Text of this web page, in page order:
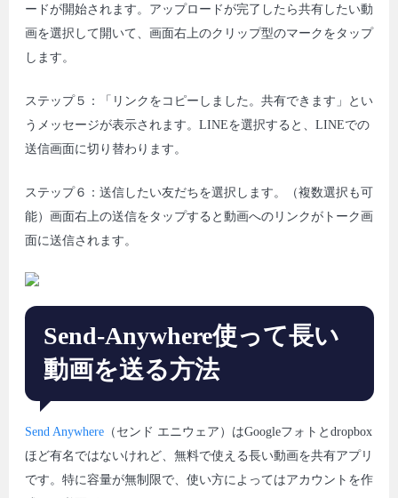
ードが開始されます。アップロードが完了したら共有したい動
画を選択して開いて、画面右上のクリップ型のマークをタップ
します。
ステップ５：「リンクをコピーしました。共有できます」とい
うメッセージが表示されます。LINEを選択すると、LINEでの
送信画面に切り替わります。
ステップ６：送信したい友だちを選択します。（複数選択も可
能）画面右上の送信をタップすると動画へのリンクがトーク画
面に送信されます。
Send-Anywhere使って長い
動画を送る方法
Send Anywhere（センド エニウェア）はGoogleフォトとdropbox
ほど有名ではないけれど、無料で使える長い動画を共有アプリ
です。特に容量が無制限で、使い方によってはアカウントを作